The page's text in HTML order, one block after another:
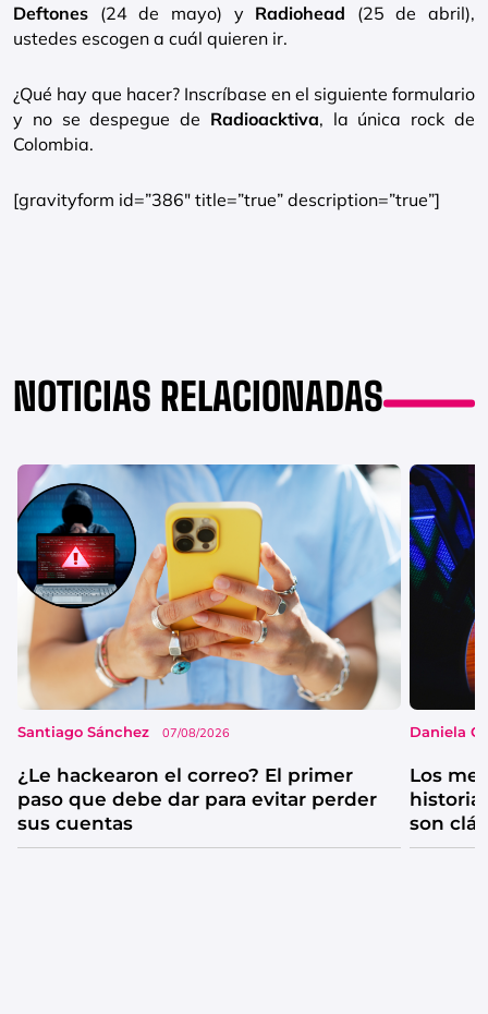
Deftones (24 de mayo) y Radiohead (25 de abril),
ustedes escogen a cuál quieren ir.
¿Qué hay que hacer? Inscríbase en el siguiente formulario
y no se despegue de Radioacktiva, la única rock de
Colombia.
[gravityform id=”386″ title=”true” description=”true”]
NOTICIAS RELACIONADAS
Santiago Sánchez 07/08/2026
¿Le hackearon el correo? El primer
paso que debe dar para evitar perder
sus cuentas
Daniela
Los
historia
son